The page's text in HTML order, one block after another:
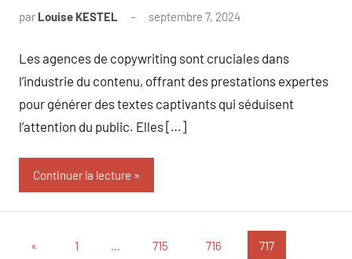
par Louise KESTEL septembre 7, 2024
Les agences de copywriting sont cruciales dans
l’industrie du contenu, offrant des prestations expertes
pour générer des textes captivants qui séduisent
l’attention du public. Elles […]
Continuer la lecture
Pagination
« Publications
1 … 715 716 717